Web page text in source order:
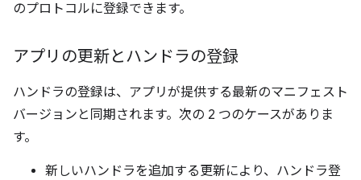
のプロトコルに登録できます。
アプリの更新とハンドラの登録
ハンドラの登録は、アプリが提供する最新のマニフェスト
バージョンと同期されます。次の 2 つのケースがありま
す。
新しいハンドラを追加する更新により、ハンドラ登